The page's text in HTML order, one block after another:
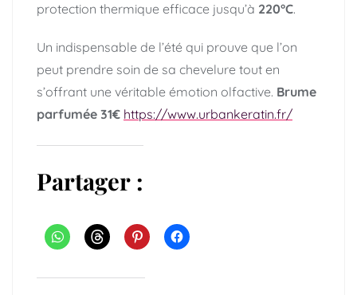
protection thermique efficace jusqu’à 220°C.
Un indispensable de l’été qui prouve que l’on
peut prendre soin de sa chevelure tout en
s’offrant une véritable émotion olfactive. Brume
parfumée 31€ https://www.urbankeratin.fr/
Partager :